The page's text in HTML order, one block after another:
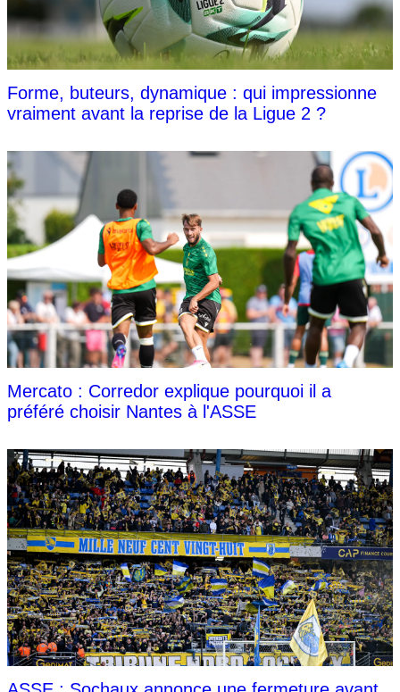
Forme, buteurs, dynamique : qui impressionne
vraiment avant la reprise de la Ligue 2 ?
Mercato : Corredor explique pourquoi il a
préféré choisir Nantes à l'ASSE